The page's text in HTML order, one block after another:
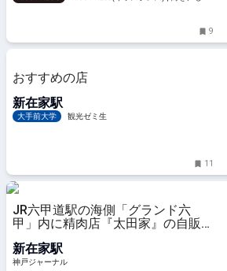
9
おすすめの店
新在家駅
大手前大学 観光ゼミ生
11
JR六甲道駅の海側「グランド六
甲」内に精肉店『太田家』の自販機
どの肉が買える | 神戸ジャーナル
新在家駅
神戸ジャーナル